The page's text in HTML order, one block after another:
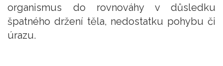
organismus do rovnováhy v důsledku
špatného držení těla, nedostatku pohybu či
úrazu.